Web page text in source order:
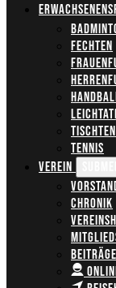
Fechten
Tennis
Verein
Chronik
Beiträge